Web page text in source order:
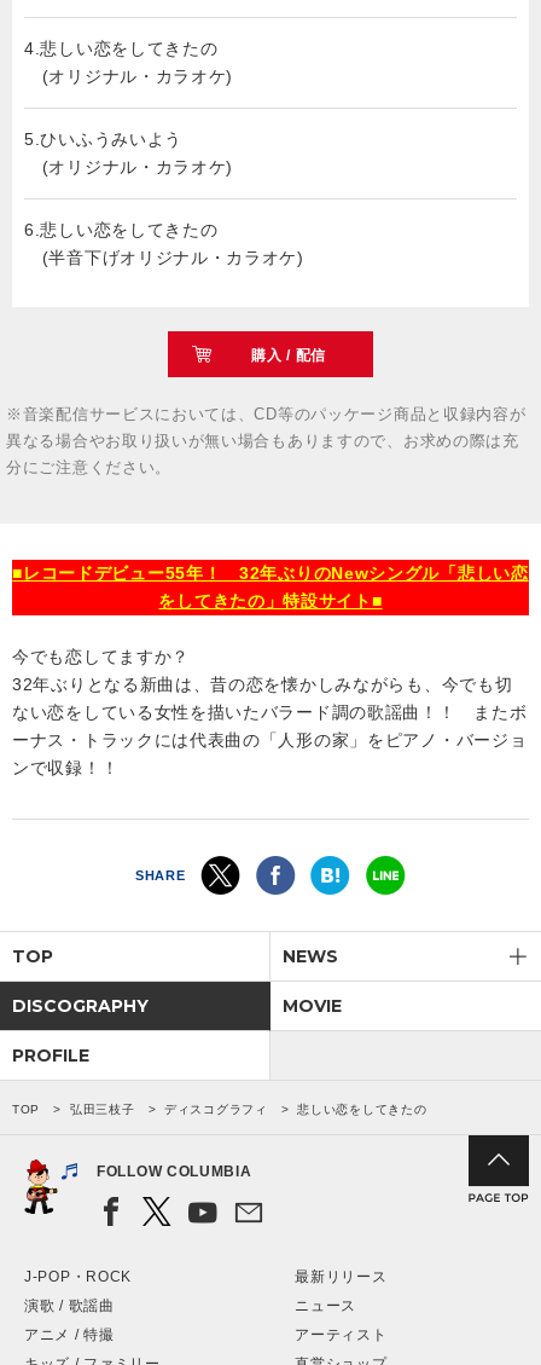
4.悲しい恋をしてきたの
(オリジナル・カラオケ)
5.ひいふうみいよう
(オリジナル・カラオケ)
6.悲しい恋をしてきたの
(半音下げオリジナル・カラオケ)
購入 / 配信
※音楽配信サービスにおいては、CD等のパッケージ商品と収録内容が
異なる場合やお取り扱いが無い場合もありますので、お求めの際は充
分にご注意ください。
■レコードデビュー55年！ 32年ぶりのNewシングル「悲しい恋
をしてきたの」特設サイト■
今でも恋してますか？
32年ぶりとなる新曲は、昔の恋を懐かしみながらも、今でも切
ない恋をしている女性を描いたバラード調の歌謡曲！！ またボ
ーナス・トラックには代表曲の「人形の家」をピアノ・バージョ
ンで収録！！
SHARE
TOP NEWS
DISCOGRAPHY MOVIE
PROFILE
TOP 弘田三枝子 ディスコグラフィ 悲しい恋をしてきたの
FOLLOW COLUMBIA
J-POP・ROCK
演歌 / 歌謡曲
アニメ / 特撮
最新リリース
ニュース
アーティスト